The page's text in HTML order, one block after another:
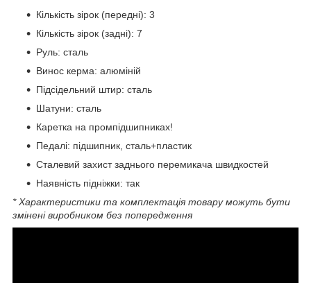
Кількість зірок (передні): 3
Кількість зірок (задні): 7
Руль: сталь
Винос керма: алюміній
Підсідельний штир: сталь
Шатуни: сталь
Каретка на промпідшипниках!
Педалі: підшипник, сталь+пластик
Сталевий захист заднього перемикача швидкостей
Наявність підніжки: так
* Характеристики та комплектація товару можуть бути
змінені виробником без попередження